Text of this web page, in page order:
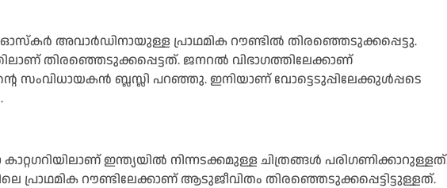
ഓസ്‌കര്‍ അവാര്‍ഡിനായുള്ള പ്രാഥമിക റൗണ്ടില്‍ തിരഞ്ഞെടുക്കപ്പെട്ടു.
തിരഞ്ഞെടുക്കപ്പെട്ടത്. ജനറല്‍ വിഭാഗത്തിലേക്കാണ്
സംവിധായകന്‍ ബ്ലസ്ലി പറഞ്ഞു. ഇനിയാണ് വോട്ടെടുപ്പിലേക്കുള്‍പ്പടെ
ഇന്ത്യയില്‍ നിന്നടക്കമുള്ള ചിത്രങ്ങള്‍
പ്രാഥമിക റൗണ്ടിലേക്കാണ് ആടുജീവിതം തിരഞ്ഞെടുക്കപ്പെട്ടിട്ടുള്ളത്.